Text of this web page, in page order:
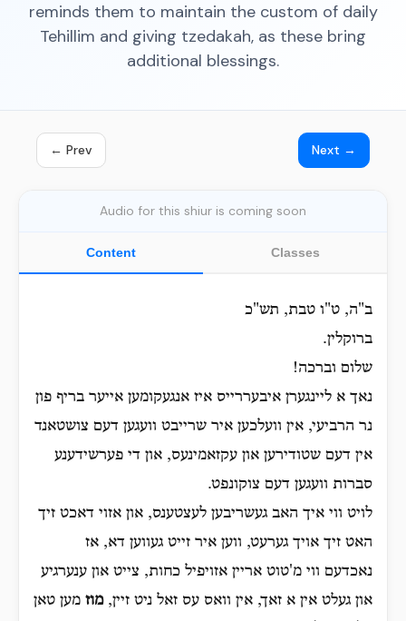
reminds them to maintain the custom of daily
Tehillim and giving tzedakah, as these bring
additional blessings.
← Prev Next →
Audio for this shiur is coming soon
Content Classes
ב"ה, ט"ו טבת, תש"כ
ברוקלין.
שלום וברכה!
נאך א ליינגערן איבעררייס איז אנגעקומען אייער בריף פון
נר הרביעי, אין וועלכען איר שרייבט וועגען דעם צושטאנד
אין דעם שטודירען און עקזאמינעס, און די פערשידענע
סברות וועגען דעם צוקונפט.
לויט ווי איך האב געשריבען לעצטענס, און אזוי דאכט זיך
האט זיך אויך גערעט, ווען איר זייט געווען דא, אז
נאכדעם ווי מ'טוט אריין אזויפיל כחות, צייט און ענערגיע
און געלט אין א זאך, אין וואס עס זאל ניט זיין,מוז מען טאן